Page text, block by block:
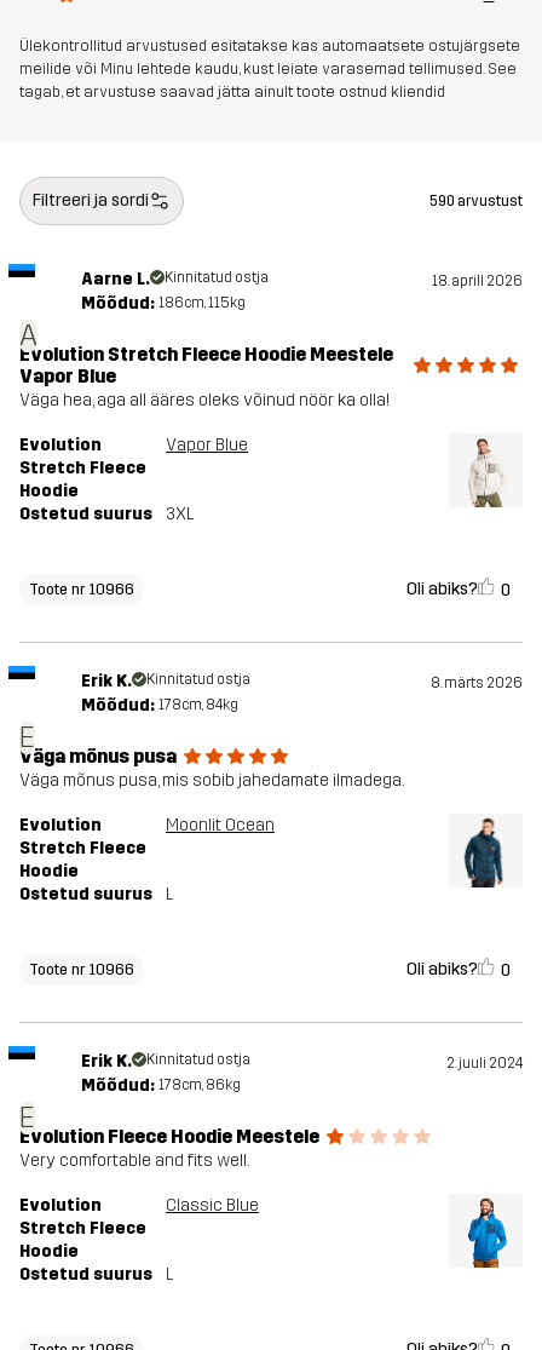
Ülekontrollitud arvustused esitatakse kas automaatsete ostujärgsete
meilide või Minu lehtede kaudu, kust leiate varasemad tellimused. See
tagab, et arvustuse saavad jätta ainult toote ostnud kliendid
Filtreeri ja sordi 590 arvustust
A
Aarne L. Kinnitatud ostja 18. aprill 2026
Mõõdud: 186cm, 115kg
Evolution Stretch Fleece Hoodie Meestele
Vapor Blue
Väga hea, aga all ääres oleks võinud nöör ka olla!
Evolution
Stretch Fleece
Hoodie
Vapor Blue
Ostetud suurus 3XL
Toote nr 10966 Oli abiks? 0
E
Erik K. Kinnitatud ostja 8. märts 2026
Mõõdud: 178cm, 84kg
Väga mõnus pusa
Väga mõnus pusa, mis sobib jahedamate ilmadega.
Evolution
Stretch Fleece
Hoodie
Moonlit Ocean
Ostetud suurus L
Toote nr 10966 Oli abiks? 0
E
Erik K. Kinnitatud ostja 2. juuli 2024
Mõõdud: 178cm, 86kg
Evolution Fleece Hoodie Meestele
Very comfortable and fits well.
Evolution
Stretch Fleece
Hoodie
Classic Blue
Ostetud suurus L